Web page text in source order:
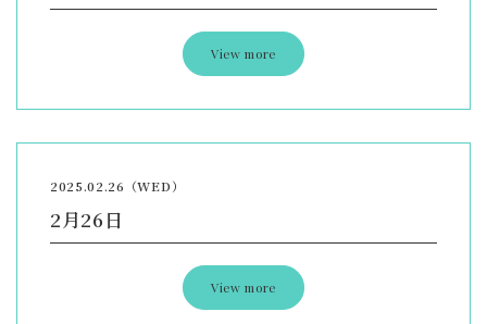
View more
2025.02.26（WED）
2月26日
View more